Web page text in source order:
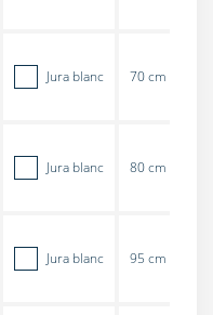
Jura blanc 70 cm
Jura blanc 80 cm
Jura blanc 95 cm